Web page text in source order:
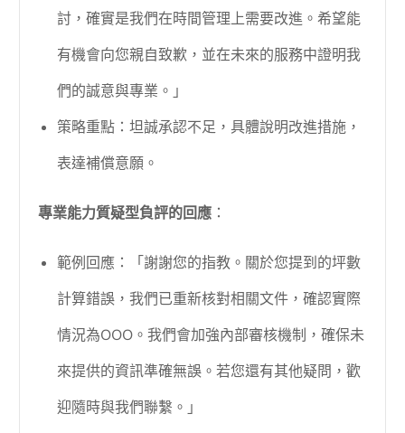
討，確實是我們在時間管理上需要改進。希望能
有機會向您親自致歉，並在未來的服務中證明我
們的誠意與專業。」
策略重點：坦誠承認不足，具體說明改進措施，
表達補償意願。
專業能力質疑型負評的回應 ：
範例回應：「謝謝您的指教。關於您提到的坪數
計算錯誤，我們已重新核對相關文件，確認實際
情況為OOO。我們會加強內部審核機制，確保未
來提供的資訊準確無誤。若您還有其他疑問，歡
迎隨時與我們聯繫。」